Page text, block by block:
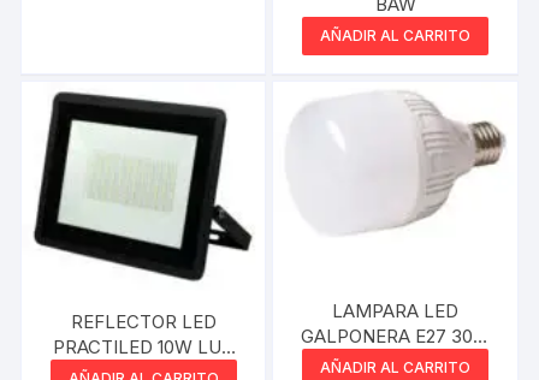
AÑADIR AL CARRITO
REFLECTOR LED
PRACTILED 10W LUZ
BLANCA FRIA 3000k
LAMPARA LED
GALPONERA E27 30W
INTERCOM
AÑADIR AL CARRITO